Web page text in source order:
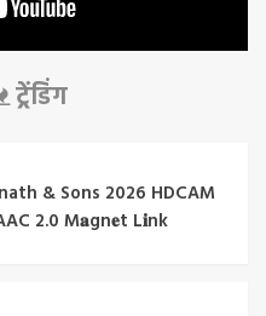
ट्रेंडिंग
& Sons 2026 HDCAM
2.0 M𝐚gn𝐞t L𝐢nk